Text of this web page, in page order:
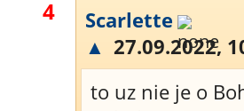
4
Scarlette
▲ 27.09.2022,
to uz nie je o